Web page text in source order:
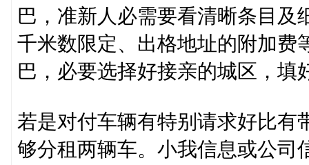
巴，准新人必需要看清晰条目及
千米数限定、出格地址的附加费
巴，必要选择好接亲的城区，填
若是对付车辆有特别请求好比有
够分租两辆车。小我信息或公司